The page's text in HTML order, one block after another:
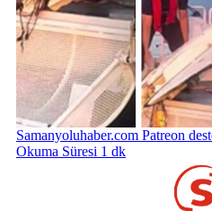
Samanyoluhaber.com Patreon
Okuma Süresi 1 dk